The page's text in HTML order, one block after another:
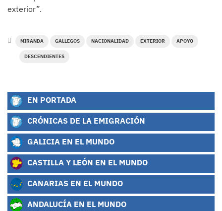
exterior”.
MIRANDA GALLEGOS NACIONALIDAD EXTERIOR APOYO
DESCENDIENTES
EN PORTADA
CRÓNICAS DE LA EMIGRACIÓN
GALICIA EN EL MUNDO
CASTILLA Y LEÓN EN EL MUNDO
CANARIAS EN EL MUNDO
ANDALUCÍA EN EL MUNDO